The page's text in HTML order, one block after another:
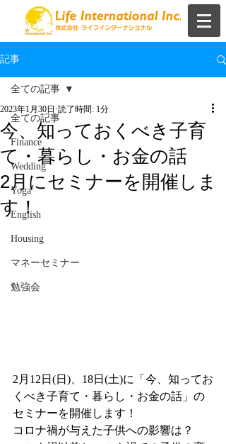
記事
全ての記事
Finance
Wedding
Yoga
English
Housing
マネーセミナー
勉強会
全ての記事
今、知っておくべき子育
て・暮らし・お金の話
2月にセミナーを開催しま
す！
2023年1月30日 読了時間: 1分
2月12日(日)、18日(土)に「今、知ってお
くべき子育て・暮らし・お金の話」の
セミナーを開催します！
コロナ禍が与えた子供への影響は？